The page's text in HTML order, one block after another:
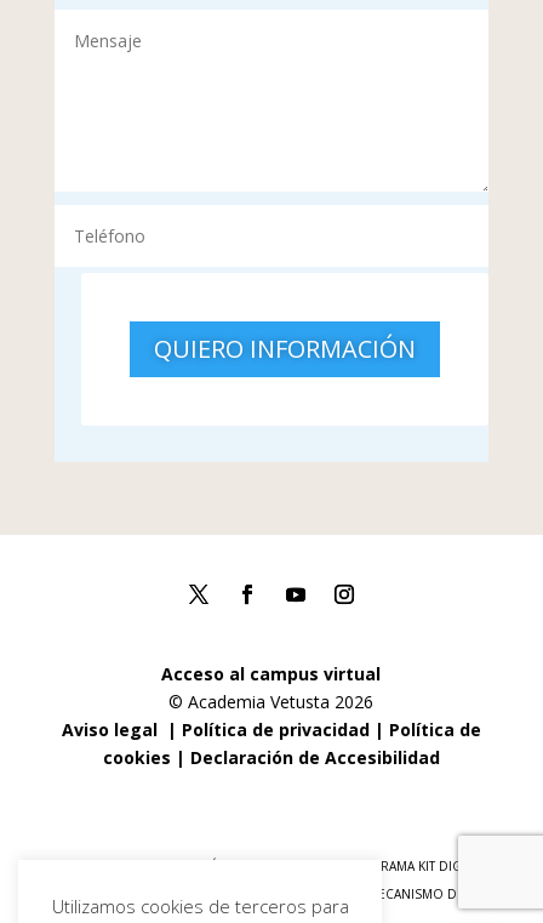
QUIERO INFORMACIÓN
Acceso al campus virtual
© Academia Vetusta 2026
Aviso legal | Política de privacidad| Política de
cookies | Declaración de Accesibilidad
FINANCIADO POR LA UNIÓN EUROPEA CON EL PROGRAMA KIT DIGITAL
POR LOS FONDOS NEXT GENERATION (EU) DEL MECANISMO DE
Utilizamos cookies de terceros para